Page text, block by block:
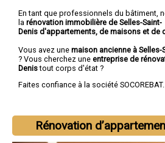
En tant que professionnels du bâtiment,
la rénovation immobilière de Selles-Saint-
Denis d'appartements, de maisons et de
Vous avez une maison ancienne à Selles-
? Vous cherchez une entreprise de
Denistout corps d'état ?
Faites confiance à la société SOCOREBAT.
Rénovation